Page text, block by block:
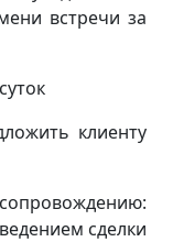
встречи за
клиенту
сделки